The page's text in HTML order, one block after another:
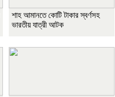
শাহ আমানতে কোটি টাকার স্বর্ণসহ
ভারতীয় যাত্রী আটক